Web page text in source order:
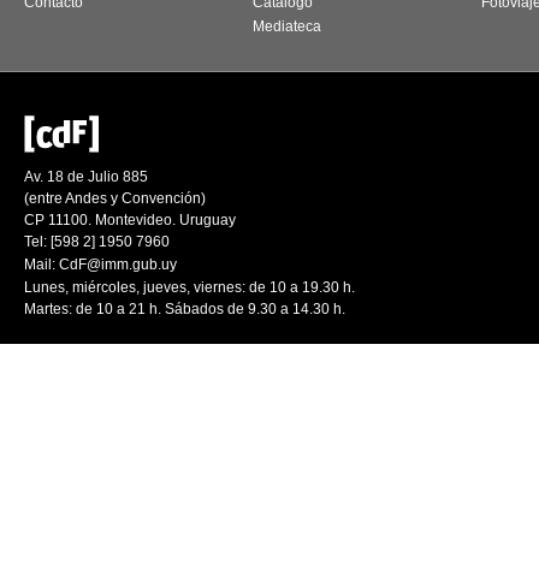
Mediateca
Av. 18 de Julio 885
(entre Andes y Convención)
CP 11100. Montevideo. Uruguay
Tel: [598 2] 1950 7960
Mail: CdF@imm.gub.uy
Lunes, miércoles, jueves, viernes: de 10 a 19.30 h.
Martes: de 10 a 21 h. Sábados de 9.30 a 14.30 h.